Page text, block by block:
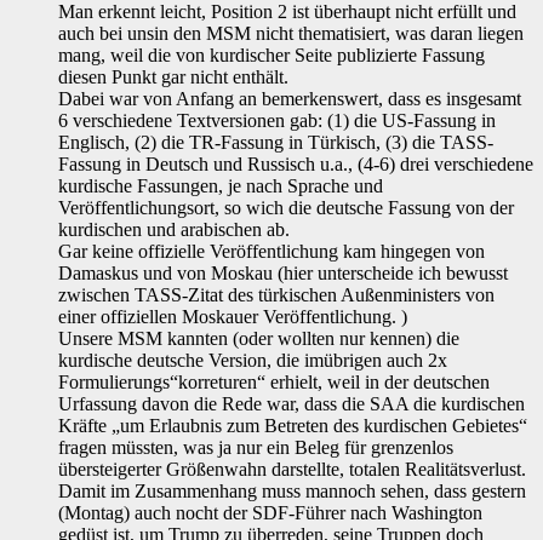
Man erkennt leicht, Position 2 ist überhaupt nicht erfüllt und
auch bei unsin den MSM nicht thematisiert, was daran liegen
mang, weil die von kurdischer Seite publizierte Fassung
diesen Punkt gar nicht enthält.
Dabei war von Anfang an bemerkenswert, dass es insgesamt
6 verschiedene Textversionen gab: (1) die US-Fassung in
Englisch, (2) die TR-Fassung in Türkisch, (3) die TASS-
Fassung in Deutsch und Russisch u.a., (4-6) drei verschiedene
kurdische Fassungen, je nach Sprache und
Veröffentlichungsort, so wich die deutsche Fassung von der
kurdischen und arabischen ab.
Gar keine offizielle Veröffentlichung kam hingegen von
Damaskus und von Moskau (hier unterscheide ich bewusst
zwischen TASS-Zitat des türkischen Außenministers von
einer offiziellen Moskauer Veröffentlichung. )
Unsere MSM kannten (oder wollten nur kennen) die
kurdische deutsche Version, die imübrigen auch 2x
Formulierungs“korreturen“ erhielt, weil in der deutschen
Urfassung davon die Rede war, dass die SAA die kurdischen
Kräfte „um Erlaubnis zum Betreten des kurdischen Gebietes“
fragen müssten, was ja nur ein Beleg für grenzenlos
übersteigerter Größenwahn darstellte, totalen Realitätsverlust.
Damit im Zusammenhang muss mannoch sehen, dass gestern
(Montag) auch nocht der SDF-Führer nach Washington
gedüst ist, um Trump zu überreden, seine Truppen doch